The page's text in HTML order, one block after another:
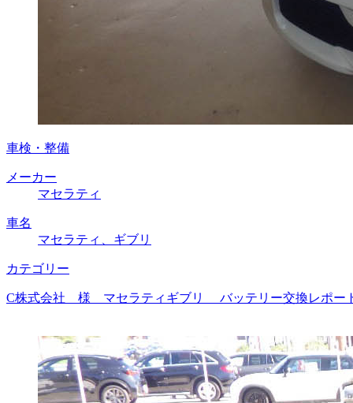
車検・整備
メーカー
マセラティ
車名
マセラティ、ギブリ
カテゴリー
C株式会社 様 マセラティギブリ バッテリー交換レポー